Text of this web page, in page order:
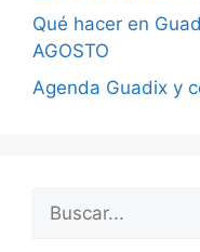
Qué hacer en
AGOSTO
Agenda Guadix y